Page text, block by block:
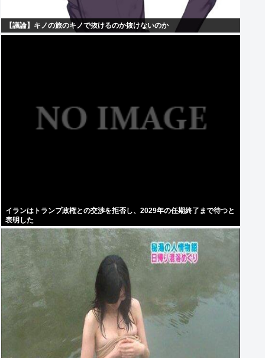
【議論】キノの旅のキノで抜けるのか抜けないのか
イランはトランプ政権との交渉を拒否し、2029年の任期終了まで待つと
表明した